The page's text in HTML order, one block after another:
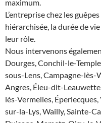
maximum.
L’entreprise chez les
hiérarchisée, la durée de
leur rôle.
Nous intervenons
Dourges, Conchil-le-
sous-Lens, Campagne-lès-
Angres, Éleu-dit-
lès-Vermelles,
sur-la-Lys, Wailly, Sainte-